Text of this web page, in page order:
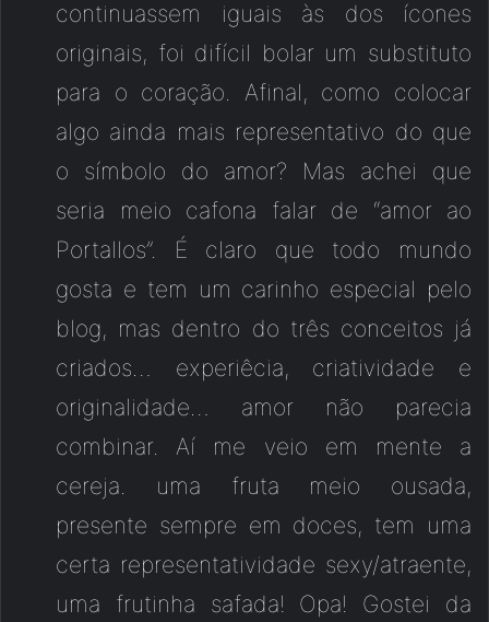
continuassem iguais às dos ícones
originais, foi difícil bolar um substituto
para o coração. Afinal, como colocar
algo ainda mais representativo do que
o símbolo do amor? Mas achei que
seria meio cafona falar de “amor ao
Portallos”. É claro que todo mundo
gosta e tem um carinho especial pelo
blog, mas dentro do três conceitos já
criados… experiêcia, criatividade e
originalidade… amor não parecia
combinar. Aí me veio em mente a
cereja. uma fruta meio ousada,
presente sempre em doces, tem uma
certa representatividade sexy/atraente,
uma frutinha safada! Opa! Gostei da